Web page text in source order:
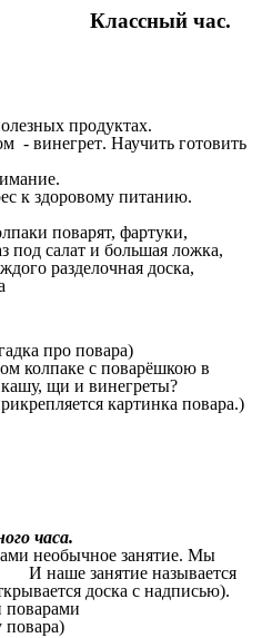
час.
продуктах.
- винегрет. Научить готовить
к здоровому питанию.
поварят, фартуки,
под салат и большая ложка,
разделочная доска,
про повара)
колпаке с поварёшкою в
щи и винегреты?
картинка повара.)
часа.
необычное занятие. Мы
И наше занятие называется
доска с надписью).
повара)